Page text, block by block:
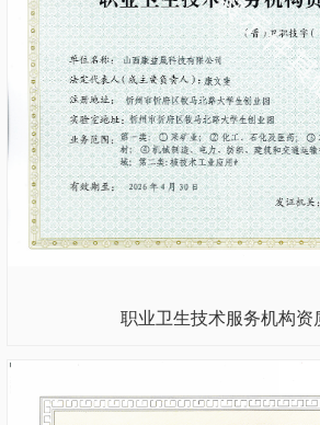
职业卫生技术服务机构资